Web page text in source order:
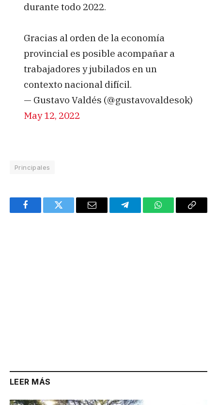
durante todo 2022.
Gracias al orden de la economía
provincial es posible acompañar a
trabajadores y jubilados en un
contexto nacional difícil.
— Gustavo Valdés (@gustavovaldesok)
May 12, 2022
Principales
FacebookTwitter Email TelegramWhatsAppCopy
LEER MÁS